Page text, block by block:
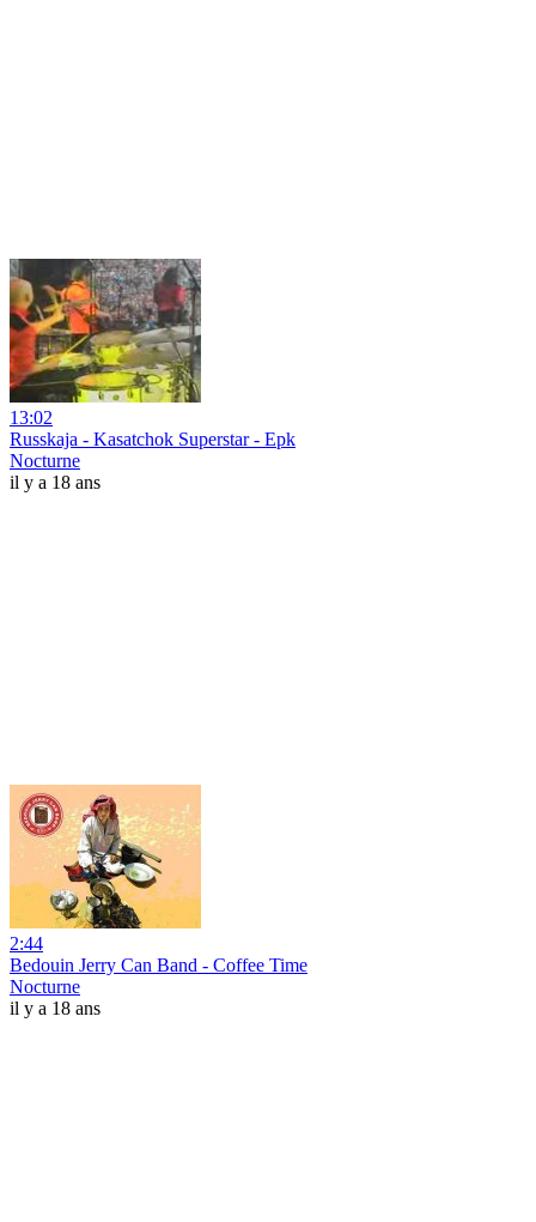
13:02
Russkaja - Kasatchok Superstar - Epk
Nocturne
il y a 18 ans
2:44
Bedouin Jerry Can Band - Coffee Time
Nocturne
il y a 18 ans